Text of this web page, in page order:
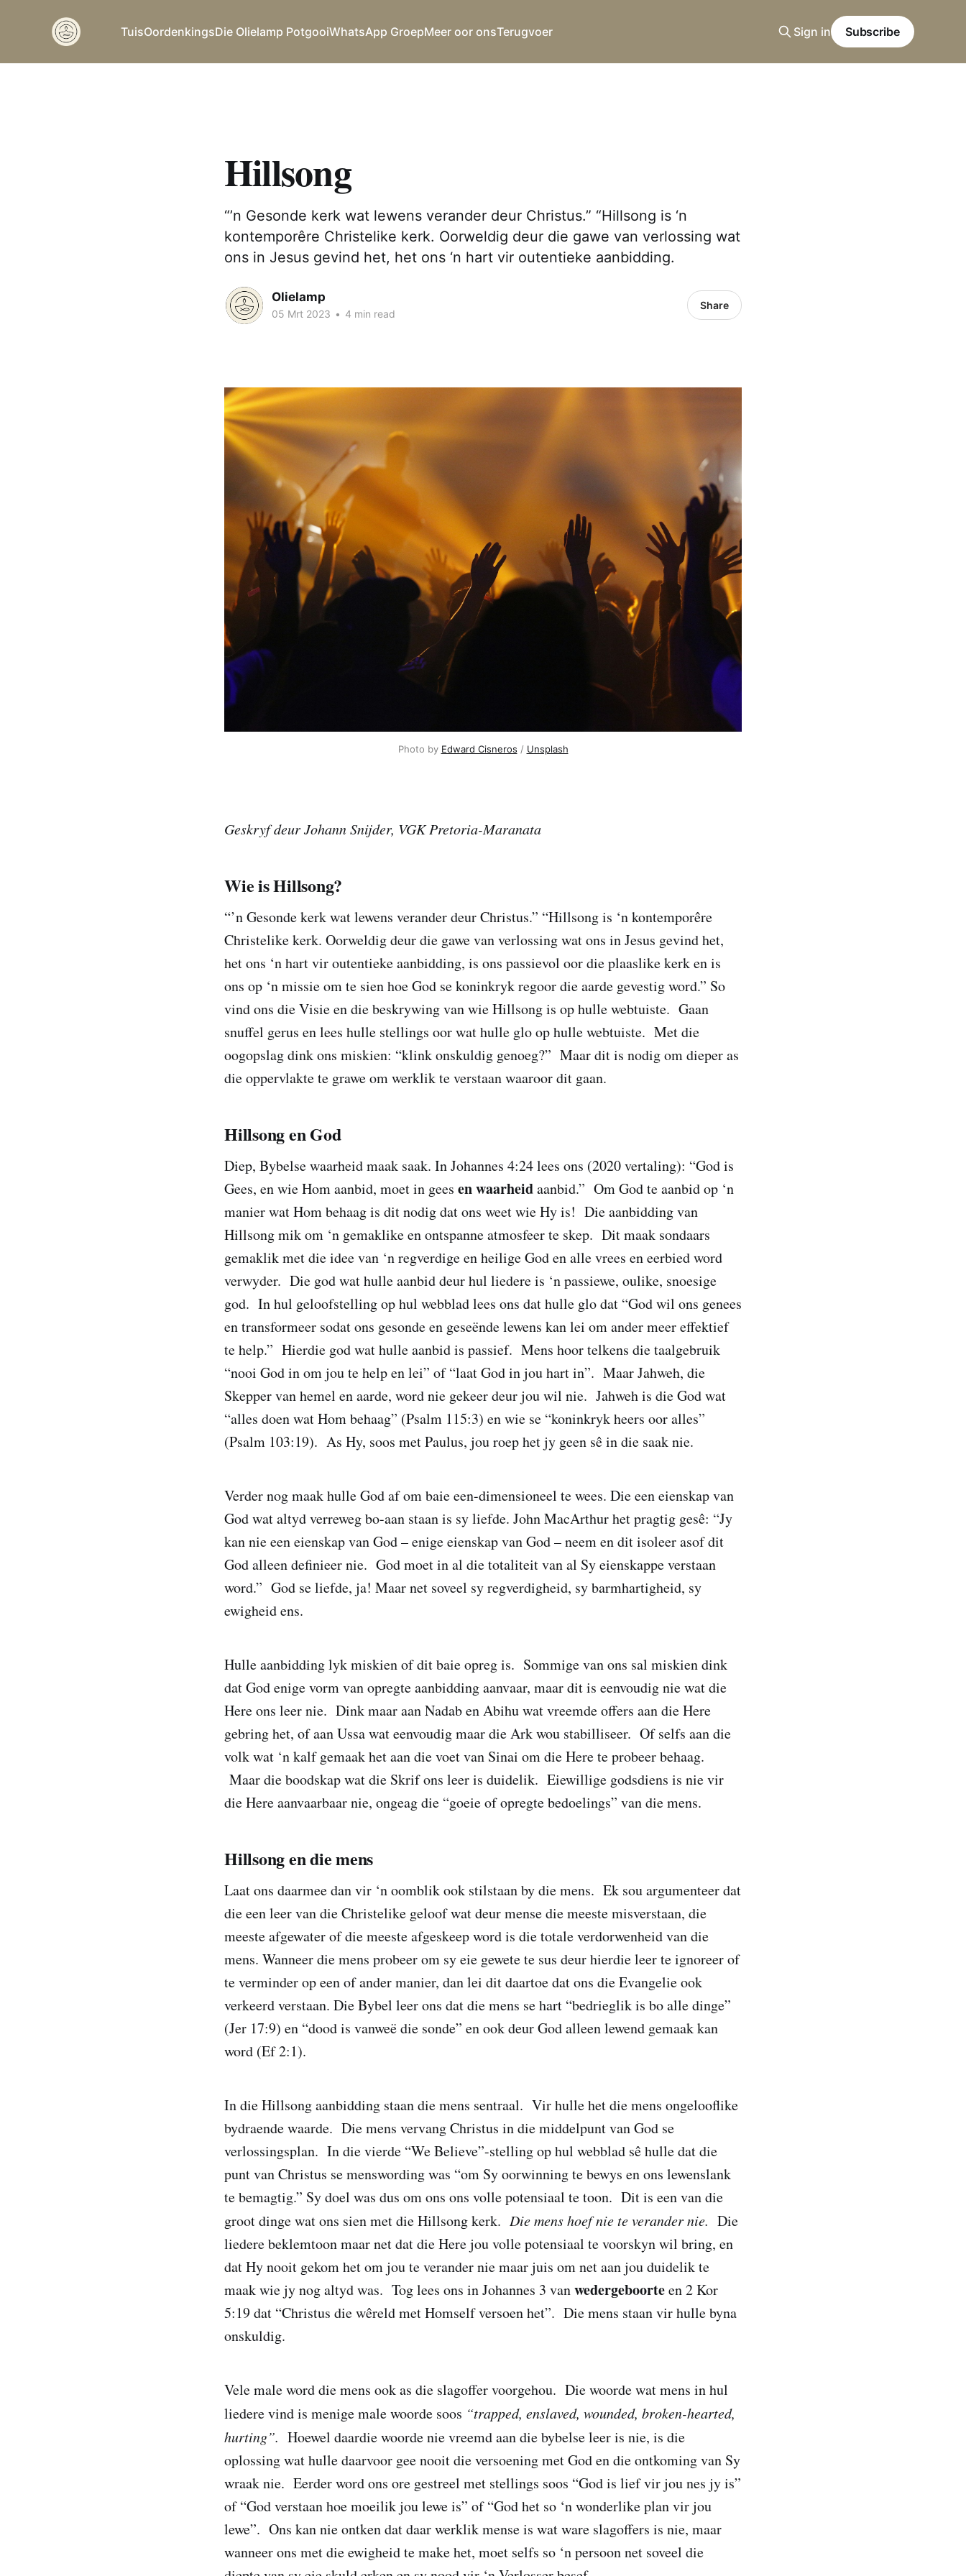
TuisOordenkingsDie Olielamp PotgooiWhatsApp GroepMeer oor onsTerugvoer Sign in Subscribe
Hillsong
“’n Gesonde kerk wat lewens verander deur Christus.” “Hillsong is ‘n
kontemporêre Christelike kerk. Oorweldig deur die gawe van verlossing wat
ons in Jesus gevind het, het ons ‘n hart vir outentieke aanbidding.
Olielamp
05 Mrt 2023 • 4 min read
Share
Photo by Edward Cisneros / Unsplash
Geskryf deur Johann Snijder, VGK Pretoria-Maranata
Wie is Hillsong?
“’n Gesonde kerk wat lewens verander deur Christus.” “Hillsong is ‘n kontemporêre
Christelike kerk. Oorweldig deur die gawe van verlossing wat ons in Jesus gevind het,
het ons ‘n hart vir outentieke aanbidding, is ons passievol oor die plaaslike kerk en is
ons op ‘n missie om te sien hoe God se koninkryk regoor die aarde gevestig word.” So
vind ons die Visie en die beskrywing van wie Hillsong is op hulle webtuiste. Gaan
snuffel gerus en lees hulle stellings oor wat hulle glo op hulle webtuiste. Met die
oogopslag dink ons miskien: “klink onskuldig genoeg?” Maar dit is nodig om dieper as
die oppervlakte te grawe om werklik te verstaan waaroor dit gaan.
Hillsong en God
Diep, Bybelse waarheid maak saak. In Johannes 4:24 lees ons (2020 vertaling): “God is
Gees, en wie Hom aanbid, moet in gees en waarheidaanbid.” Om God te aanbid op ‘n
manier wat Hom behaag is dit nodig dat ons weet wie Hy is! Die aanbidding van
Hillsong mik om ‘n gemaklike en ontspanne atmosfeer te skep. Dit maak sondaars
gemaklik met die idee van ‘n regverdige en heilige God en alle vrees en eerbied word
verwyder. Die god wat hulle aanbid deur hul liedere is ‘n passiewe, oulike, snoesige
god. In hul geloofstelling op hul webblad lees ons dat hulle glo dat “God wil ons genees
en transformeer sodat ons gesonde en geseënde lewens kan lei om ander meer effektief
te help.” Hierdie god wat hulle aanbid is passief. Mens hoor telkens die taalgebruik
“nooi God in om jou te help en lei” of “laat God in jou hart in”. Maar Jahweh, die
Skepper van hemel en aarde, word nie gekeer deur jou wil nie. Jahweh is die God wat
“alles doen wat Hom behaag” (Psalm 115:3) en wie se “koninkryk heers oor alles”
(Psalm 103:19). As Hy, soos met Paulus, jou roep het jy geen sê in die saak nie.
Verder nog maak hulle God af om baie een-dimensioneel te wees. Die een eienskap van
God wat altyd verreweg bo-aan staan is sy liefde. John MacArthur het pragtig gesê: “Jy
kan nie een eienskap van God – enige eienskap van God – neem en dit isoleer asof dit
God alleen definieer nie. God moet in al die totaliteit van al Sy eienskappe verstaan ​​
word.” God se liefde, ja! Maar net soveel sy regverdigheid, sy barmhartigheid, sy
ewigheid ens.
Hulle aanbidding lyk miskien of dit baie opreg is. Sommige van ons sal miskien dink
dat God enige vorm van opregte aanbidding aanvaar, maar dit is eenvoudig nie wat die
Here ons leer nie. Dink maar aan Nadab en Abihu wat vreemde offers aan die Here
gebring het, of aan Ussa wat eenvoudig maar die Ark wou stabilliseer. Of selfs aan die
volk wat ‘n kalf gemaak het aan die voet van Sinai om die Here te probeer behaag.
Maar die boodskap wat die Skrif ons leer is duidelik. Eiewillige godsdiens is nie vir
die Here aanvaarbaar nie, ongeag die “goeie of opregte bedoelings” van die mens.
Hillsong en die mens
Laat ons daarmee dan vir ‘n oomblik ook stilstaan by die mens. Ek sou argumenteer dat
die een leer van die Christelike geloof wat deur mense die meeste misverstaan, die
meeste afgewater of die meeste afgeskeep word is die totale verdorwenheid van die
mens. Wanneer die mens probeer om sy eie gewete te sus deur hierdie leer te ignoreer of
te verminder op een of ander manier, dan lei dit daartoe dat ons die Evangelie ook
verkeerd verstaan. Die Bybel leer ons dat die mens se hart “bedrieglik is bo alle dinge”
(Jer 17:9) en “dood is vanweë die sonde” en ook deur God alleen lewend gemaak kan
word (Ef 2:1).
In die Hillsong aanbidding staan die mens sentraal. Vir hulle het die mens ongelooflike
bydraende waarde. Die mens vervang Christus in die middelpunt van God se
verlossingsplan. In die vierde “We Believe”-stelling op hul webblad sê hulle dat die
punt van Christus se menswording was “om Sy oorwinning te bewys en ons lewenslank
te bemagtig.” Sy doel was dus om ons ons volle potensiaal te toon. Dit is een van die
groot dinge wat ons sien met die Hillsong kerk. Die mens hoef nie te verander nie. Die
liedere beklemtoon maar net dat die Here jou volle potensiaal te voorskyn wil bring, en
dat Hy nooit gekom het om jou te verander nie maar juis om net aan jou duidelik te
maak wie jy nog altyd was. Tog lees ons in Johannes 3 vanwedergeboorteen 2 Kor
5:19 dat “Christus die wêreld met Homself versoen het”. Die mens staan vir hulle byna
onskuldig.
Vele male word die mens ook as die slagoffer voorgehou. Die woorde wat mens in hul
liedere vind is menige male woorde soos “trapped, enslaved, wounded, broken-hearted,
hurting”. Hoewel daardie woorde nie vreemd aan die bybelse leer is nie, is die
oplossing wat hulle daarvoor gee nooit die versoening met God en die ontkoming van Sy
wraak nie. Eerder word ons ore gestreel met stellings soos “God is lief vir jou nes jy is”
of “God verstaan hoe moeilik jou lewe is” of “God het so ‘n wonderlike plan vir jou
lewe”. Ons kan nie ontken dat daar werklik mense is wat ware slagoffers is nie, maar
wanneer ons met die ewigheid te make het, moet selfs so ‘n persoon net soveel die